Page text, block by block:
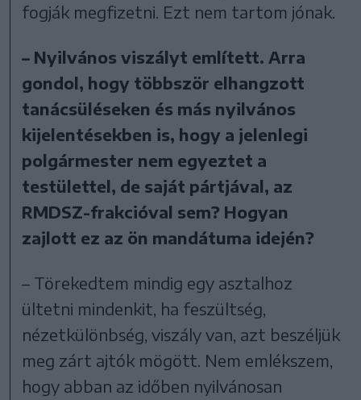
fogják megfizetni. Ezt nem tartom jónak.
– Nyilvános viszályt említett. Arra
gondol, hogy többször elhangzott
tanácsüléseken és más nyilvános
kijelentésekben is, hogy a jelenlegi
polgármester nem egyeztet a
testülettel, de saját pártjával, az
RMDSZ-frakcióval sem? Hogyan
zajlott ez az ön mandátuma idején?
– Törekedtem mindig egy asztalhoz
ültetni mindenkit, ha feszültség,
nézetkülönbség, viszály van, azt beszéljük
meg zárt ajtók mögött. Nem emlékszem,
hogy abban az időben nyilvánosan